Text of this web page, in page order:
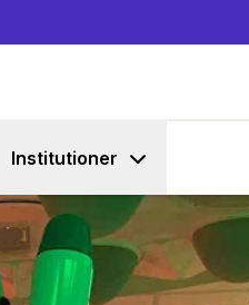
Institutioner